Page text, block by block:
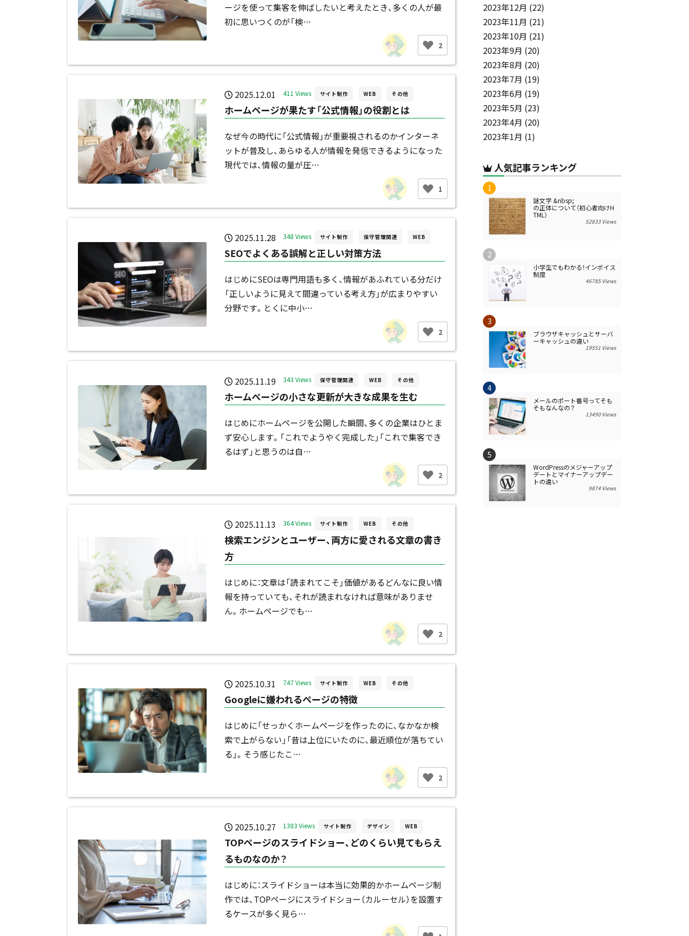
ージを使って集客を伸ばしたいと考えたとき、多くの人が最
初に思いつくのが「検…
2
2025.12.01 411 Views サイト制作 WEB その他
ホームページが果たす「公式情報」の役割とは
なぜ今の時代に「公式情報」が重要視されるのかインターネ
ットが普及し、あらゆる人が情報を発信できるようになった
現代では、情報の量が圧…
1
2025.11.28 348 Views サイト制作 保守管理関連 WEB
SEOでよくある誤解と正しい対策方法
はじめにSEOは専門用語も多く、情報があふれている分だけ
「正しいように見えて間違っている考え方」が広まりやすい
分野です。とくに中小…
2
2025.11.19 343 Views 保守管理関連 WEB その他
ホームページの小さな更新が大きな成果を生む
はじめにホームページを公開した瞬間、多くの企業はひとま
ず安心します。「これでようやく完成した」「これで集客でき
るはず」と思うのは自…
2
2025.11.13 364 Views サイト制作 WEB その他
検索エンジンとユーザー、両方に愛される文章の書き
方
はじめに：文章は「読まれてこそ」価値があるどんなに良い情
報を持っていても、それが読まれなければ意味がありませ
ん。ホームページでも…
2
2025.10.31 747 Views サイト制作 WEB その他
Googleに嫌われるページの特徴
はじめに「せっかくホームページを作ったのに、なかなか検
索で上がらない」「昔は上位にいたのに、最近順位が落ちてい
る」。そう感じたこ…
2
2025.10.27 1383 Views サイト制作 デザイン WEB
TOPページのスライドショー、どのくらい見てもらえ
るものなのか？
はじめに：スライドショーは本当に効果的かホームページ制
作では、TOPページにスライドショー（カルーセル）を設置す
るケースが多く見ら…
2023年12月 (22)
2023年11月 (21)
2023年10月 (21)
2023年9月 (20)
2023年8月 (20)
2023年7月 (19)
2023年6月 (19)
2023年5月 (23)
2023年4月 (20)
2023年1月 (1)
人気記事ランキング
謎文字 &nbsp;
の正体について（初心者向けH
TML）
52833 Views
小学生でもわかる！インボイス
制度
46785 Views
ブラウザキャッシュとサーバ
ーキャッシュの違い
19551 Views
メールのポート番号ってそも
そもなんなの？
13490 Views
WordPressのメジャーアップ
デートとマイナーアップデー
トの違い
9874 Views